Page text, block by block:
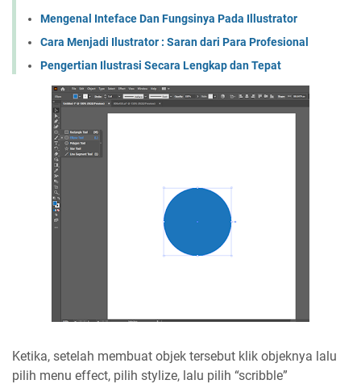
Mengenal Inteface Dan Fungsinya Pada Illustrator
Cara Menjadi Ilustrator : Saran dari Para Profesional
Pengertian Ilustrasi Secara Lengkap dan Tepat
Ketika, setelah membuat objek tersebut klik objeknya lalu
pilih menu effect, pilih stylize, lalu pilih “scribble”